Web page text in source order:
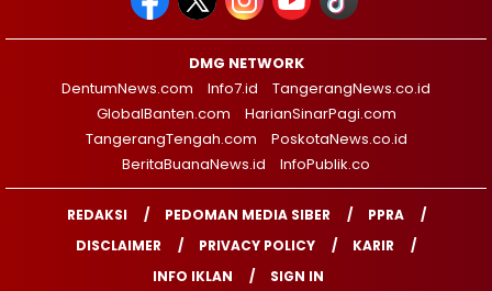
DMG NETWORK
DentumNews.com
Info7.id
TangerangNews.co.id
GlobalBanten.com
HarianSinarPagi.com
TangerangTengah.com
PoskotaNews.co.id
BeritaBuanaNews.id
InfoPublik.co
REDAKSI PEDOMAN MEDIA SIBER
PPRA
DISCLAIMER
PRIVACY POLICY
KARIR
INFO IKLAN
SIGN IN